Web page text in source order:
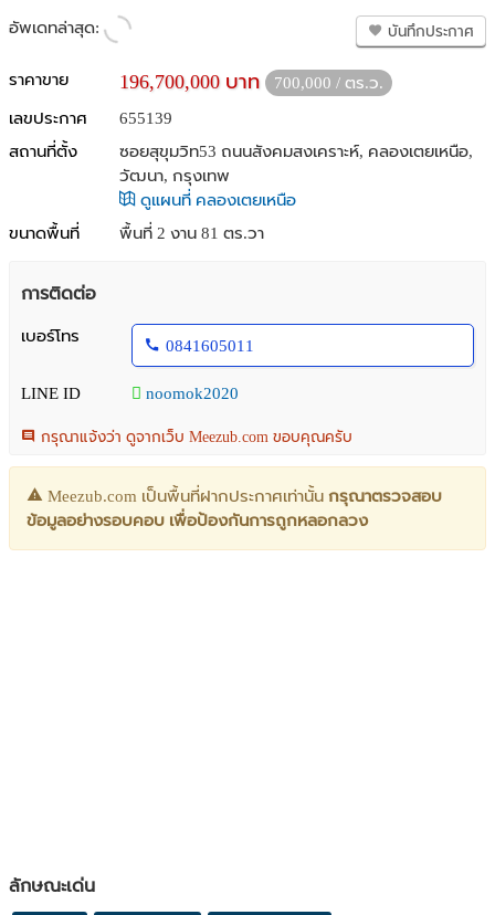
อัพเดทล่าสุด: บันทึกประกาศ
ราคาขาย 196,700,000 บาท
700,000 / ตร.ว.
เลขประกาศ
655139
สถานที่ตั้ง
ซอยสุขุมวิท53 ถนนสังคมสงเคราะห์, คลองเตยเหนือ,
วัฒนา, กรุงเทพ
ดูแผนที่ คลองเตยเหนือ
ขนาดพื้นที่
พื้นที่ 2 งาน 81 ตร.วา
การติดต่อ
เบอร์โทร
0841605011
LINE ID noomok2020
กรุณาแจ้งว่า ดูจากเว็บ Meezub.com ขอบคุณครับ
Meezub.com เป็นพื้นที่ฝากประกาศเท่านั้น กรุณาตรวจสอบ
ข้อมูลอย่างรอบคอบ เพื่อป้องกันการถูกหลอกลวง
ลักษณะเด่น